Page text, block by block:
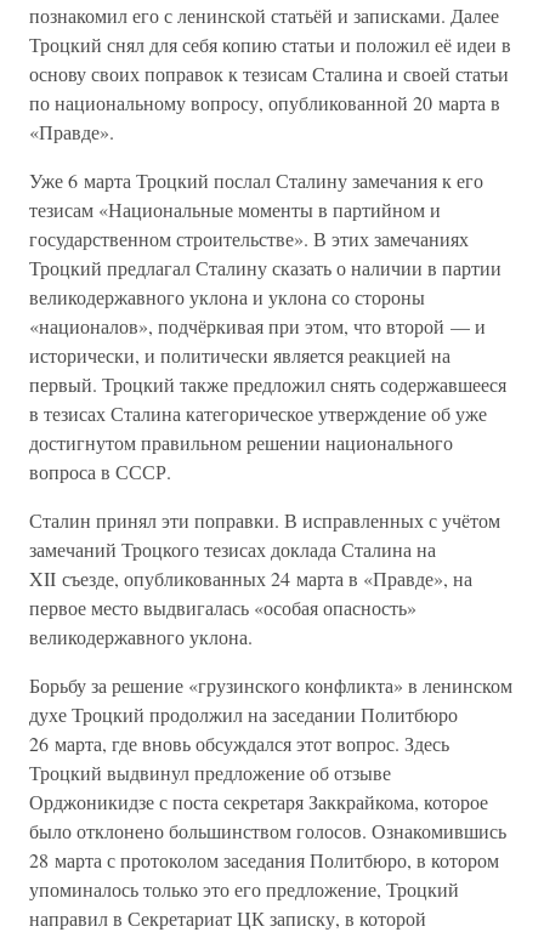
познакомил его с ленинской статьёй и записками. Далее
Троцкий снял для себя копию статьи и положил её идеи в
основу своих поправок к тезисам Сталина и своей статьи
по национальному вопросу, опубликованной 20 марта в
«Правде».
Уже 6 марта Троцкий послал Сталину замечания к его
тезисам «Национальные моменты в партийном и
государственном строительстве». В этих замечаниях
Троцкий предлагал Сталину сказать о наличии в партии
великодержавного уклона и уклона со стороны
«националов», подчёркивая при этом, что второй — и
исторически, и политически является реакцией на
первый. Троцкий также предложил снять содержавшееся
в тезисах Сталина категорическое утверждение об уже
достигнутом правильном решении национального
вопроса в СССР.
Сталин принял эти поправки. В исправленных с учётом
замечаний Троцкого тезисах доклада Сталина на
XII съезде, опубликованных 24 марта в «Правде», на
первое место выдвигалась «особая опасность»
великодержавного уклона.
Борьбу за решение «грузинского конфликта» в ленинском
духе Троцкий продолжил на заседании Политбюро
26 марта, где вновь обсуждался этот вопрос. Здесь
Троцкий выдвинул предложение об отзыве
Орджоникидзе с поста секретаря Заккрайкома, которое
было отклонено большинством голосов. Ознакомившись
28 марта с протоколом заседания Политбюро, в котором
упоминалось только это его предложение, Троцкий
направил в Секретариат ЦК записку, в которой